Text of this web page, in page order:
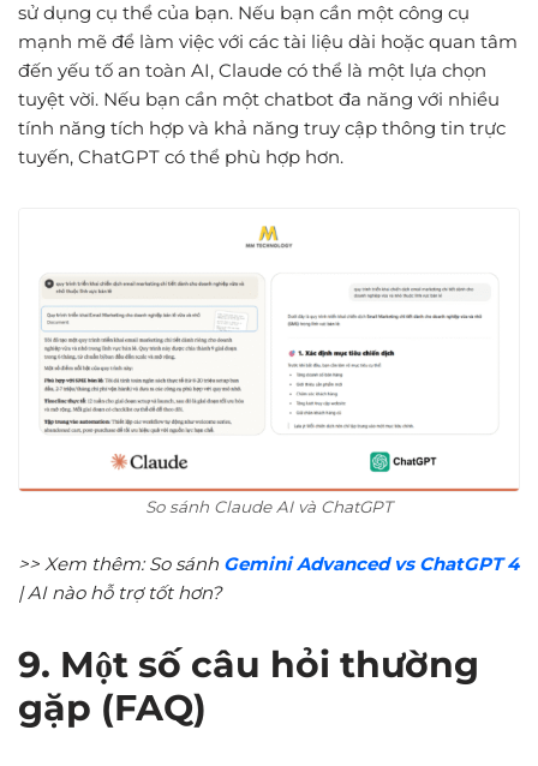
sử dụng cụ thể của bạn. Nếu bạn cần một công cụ
mạnh mẽ để làm việc với các tài liệu dài hoặc quan tâm
đến yếu tố an toàn AI, Claude có thể là một lựa chọn
tuyệt vời. Nếu bạn cần một chatbot đa năng với nhiều
tính năng tích hợp và khả năng truy cập thông tin trực
tuyến, ChatGPT có thể phù hợp hơn.
So sánh Claude AI và ChatGPT
>> Xem thêm: So sánh Gemini Advanced vs ChatGPT 4
| AI nào hỗ trợ tốt hơn?
9. Một số câu hỏi thường
gặp (FAQ)